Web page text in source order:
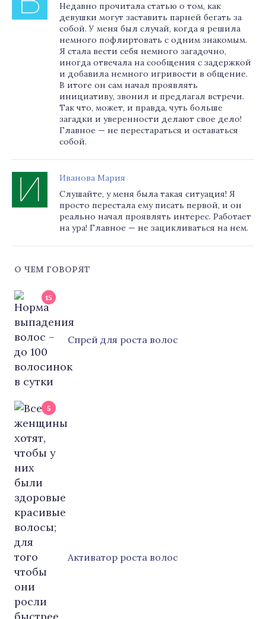
Недавно прочитала статью о том, как
девушки могут заставить парней бегать за
собой. У меня был случай, когда я решила
немного пофлиртовать с одним знакомым.
Я стала вести себя немного загадочно,
иногда отвечала на сообщения с задержкой
и добавила немного игривости в общение.
В итоге он сам начал проявлять
инициативу, звонил и предлагал встречи.
Так что, может, и правда, чуть больше
загадки и уверенности делают свое дело!
Главное — не перестараться и оставаться
собой.
Иванова Мария
Слушайте, у меня была такая ситуация! Я
просто перестала ему писать первой, и он
реально начал проявлять интерес. Работает
на ура! Главное — не зацикливаться на нем.
О ЧЕМ ГОВОРЯТ
15
Cпрей для роста волос
5
Активатор роста волос